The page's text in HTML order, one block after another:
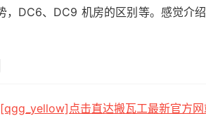
，DC6、DC9 机房的区别等。感觉介
[qgg_yellow]点击直达搬瓦工最新官方